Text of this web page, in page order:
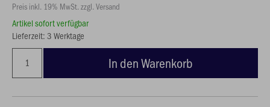
Preis inkl. 19% MwSt. zzgl. Versand
Artikel sofort verfügbar
Lieferzeit: 3 Werktage
In den Warenkorb